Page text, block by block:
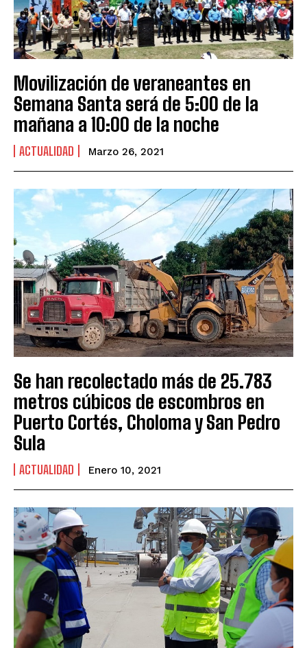
Movilización de veraneantes en
Semana Santa será de 5:00 de la
mañana a 10:00 de la noche
ACTUALIDAD Marzo 26, 2021
Se han recolectado más de 25.783
metros cúbicos de escombros en
Puerto Cortés, Choloma y San Pedro
Sula
ACTUALIDAD Enero 10, 2021